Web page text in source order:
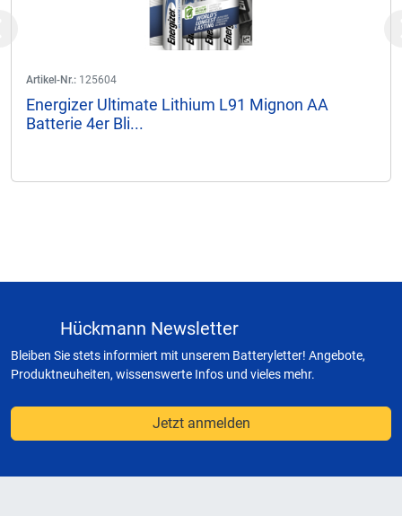
Artikel-Nr.: 125604
Energizer Ultimate Lithium L91 Mignon AA
Batterie 4er Bli...
Hückmann Newsletter
Bleiben Sie stets informiert mit unserem Batteryletter! Angebote,
Produktneuheiten, wissenswerte Infos und vieles mehr.
Jetzt anmelden